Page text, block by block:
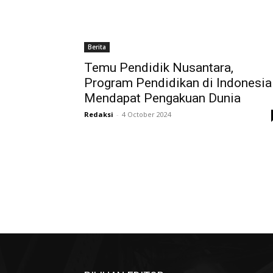
Berita
Temu Pendidik Nusantara,
Program Pendidikan di Indonesia
Mendapat Pengakuan Dunia
Redaksi - 4 October 2024